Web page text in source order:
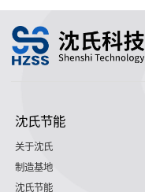
沈氏节能
关于沈氏
制造基地
沈氏节能